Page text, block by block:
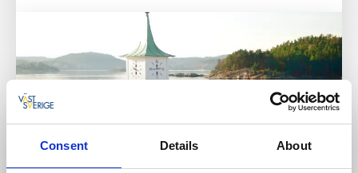
Consent Details About